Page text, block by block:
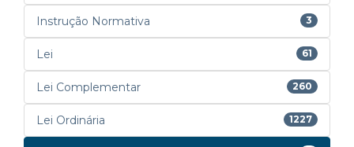
Instrução Normativa 3
Lei 61
Lei Complementar 260
Lei Ordinária 1227